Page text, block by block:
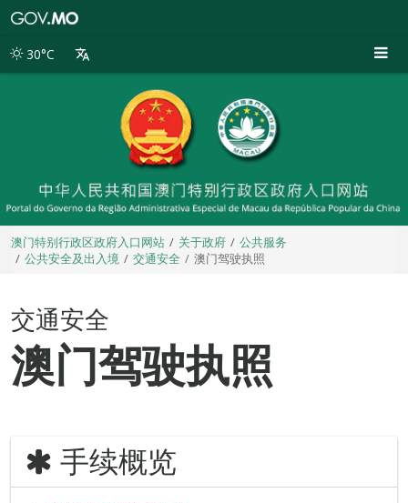
别
30°C
澳门特别行政区政府入口网站 关于政府
公共服务
公共安全及出入境
交通安全 澳门驾驶执照
交通安全
澳门驾驶执照
手续概览